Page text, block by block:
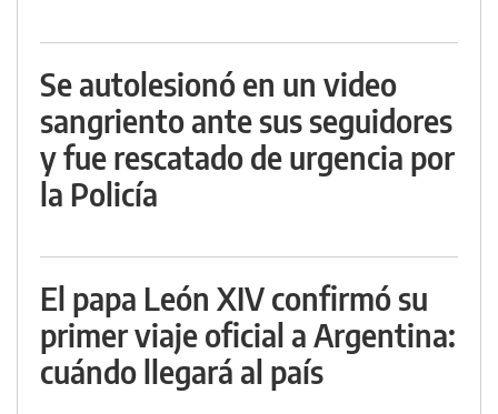
Se autolesionó en un video
sangriento ante sus seguidores
y fue rescatado de urgencia por
la Policía
El papa León XIV confirmó su
primer viaje oficial a Argentina:
cuándo llegará al país